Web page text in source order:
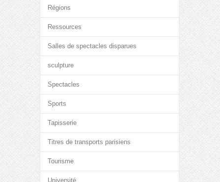
Régions
Ressources
Salles de spectacles disparues
sculpture
Spectacles
Sports
Tapisserie
Titres de transports parisiens
Tourisme
Université